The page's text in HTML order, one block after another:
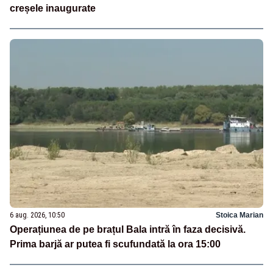
creșele inaugurate
6 aug. 2026, 10:50 Stoica Marian
Operațiunea de pe brațul Bala intră în faza decisivă.
Prima barjă ar putea fi scufundată la ora 15:00